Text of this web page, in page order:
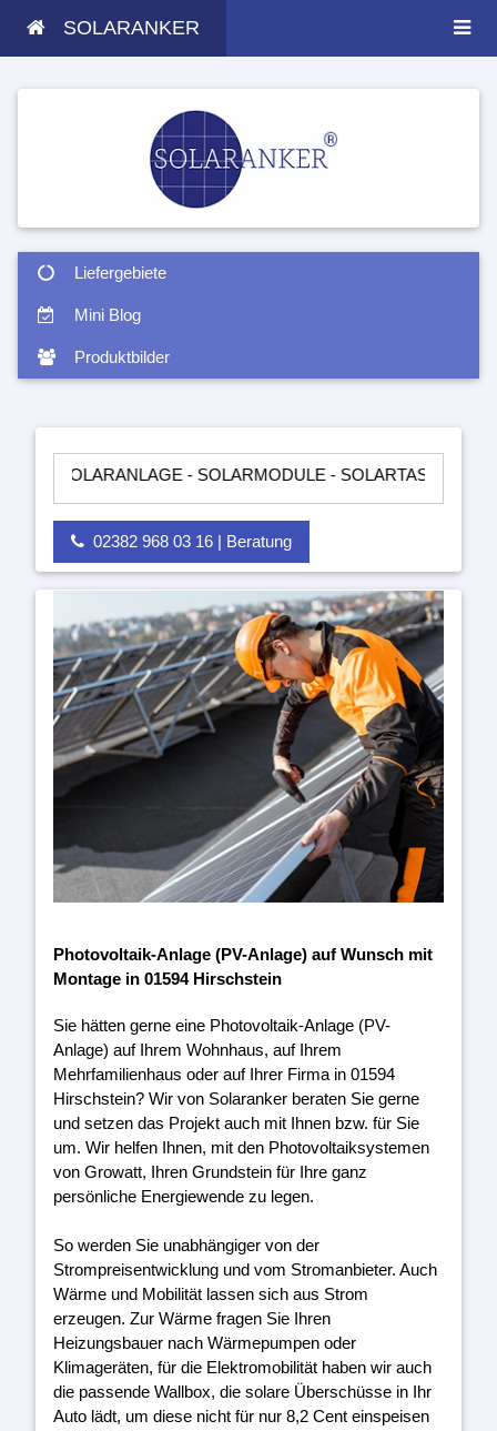
SOLARANKER
Liefergebiete
Mini Blog
Produktbilder
- SOLARMODULE - SOLARTASCHEN -
02382 968 03 16 | Beratung
Photovoltaik-Anlage (PV-Anlage) auf Wunsch mit
Montage in 01594 Hirschstein
Sie hätten gerne eine Photovoltaik-Anlage (PV-
Anlage) auf Ihrem Wohnhaus, auf Ihrem
Mehrfamilienhaus oder auf Ihrer Firma in 01594
Hirschstein? Wir von Solaranker beraten Sie gerne
und setzen das Projekt auch mit Ihnen bzw. für Sie
um. Wir helfen Ihnen, mit den Photovoltaiksystemen
von Growatt, Ihren Grundstein für Ihre ganz
persönliche Energiewende zu legen.
So werden Sie unabhängiger von der
Strompreisentwicklung und vom Stromanbieter. Auch
Wärme und Mobilität lassen sich aus Strom
erzeugen. Zur Wärme fragen Sie Ihren
Heizungsbauer nach Wärmepumpen oder
Klimageräten, für die Elektromobilität haben wir auch
die passende Wallbox, die solare Überschüsse in Ihr
Auto lädt, um diese nicht für nur 8,2 Cent einspeisen